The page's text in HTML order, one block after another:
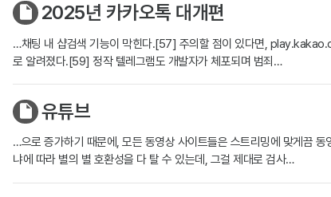
2025년 카카오톡 대개편
…채팅 내 샵검색 기능이 막힌다.[57] 주의할 점이 있다면,
로 알려졌다.[59] 정작 텔레그램도 개발자가 체포되며 범죄…
유튜브
…으로 증가하기 때문에, 모든 동영상 사이트들은 스트리밍에 맞게끔
냐에 따라 별의 별 호환성을 다 탈 수 있는데, 그걸 제대로 검사…